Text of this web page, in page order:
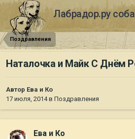
Лабрадор.ру
Поздравления
Наталочка и Майк С Днём
Автор Ева и Ко
17 июля, 2014в Поздравления
Ева и Ко